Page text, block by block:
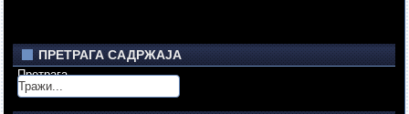
ПРЕТРАГА САДРЖАЈА
Претрага